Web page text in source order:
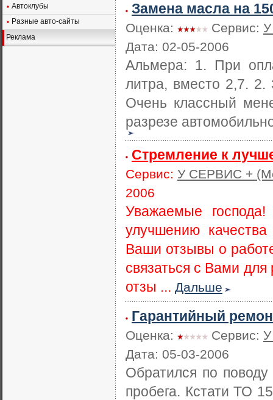
Автоклубы
Разные авто-сайты
Реклама
Замена масла на
Оценка: Сервис:
Дата: 02-05-2006
Альмера: 1. При
литра, вместо 2,7. 2.
Очень классный
разрезе
Стремление к
Сервис: У СЕРВИС +
2006
Уважаемые
улучшению
Ваши отзывы о
связаться с Вами
отзы ... Дальше
Гарантийный
Оценка: Сервис:
Дата: 05-03-2006
Обратился по
пробега. Кстати ТО